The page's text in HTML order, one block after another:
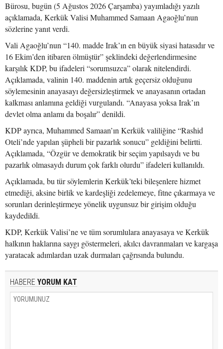
Bürosu, bugün (5 Ağustos 2026 Çarşamba) yayımladığı yazılı
açıklamada, Kerkük Valisi Muhammed Samaan Agaoğlu’nun
sözlerine yanıt verdi.
Vali Agaoğlu’nun “140. madde Irak’ın en büyük siyasi hatasıdır ve
16 Ekim’den itibaren ölmüştür” şeklindeki değerlendirmesine
karşılık KDP, bu ifadeleri “sorumsuzca” olarak nitelendirdi.
Açıklamada, valinin 140. maddenin artık geçersiz olduğunu
söylemesinin anayasayı değersizleştirmek ve anayasanın ortadan
kalkması anlamına geldiği vurgulandı. “Anayasa yoksa Irak’ın
devlet olma anlamı da boşalır” denildi.
KDP ayrıca, Muhammed Samaan’ın Kerkük valiliğine “Rashid
Oteli’nde yapılan şüpheli bir pazarlık sonucu” geldiğini belirtti.
Açıklamada, “Özgür ve demokratik bir seçim yapılsaydı ve bu
pazarlık olmasaydı durum çok farklı olurdu” ifadeleri kullanıldı.
Açıklamada, bu tür söylemlerin Kerkük’teki bileşenlere hizmet
etmediği, aksine birlik ve kardeşliği zedelemeye, fitne çıkarmaya ve
sorunları derinleştirmeye yönelik uygunsuz bir girişim olduğu
kaydedildi.
KDP, Kerkük Valisi’ne ve tüm sorumlulara anayasaya ve Kerkük
halkının haklarına saygı göstermeleri, akılcı davranmaları ve kargaşa
yaratacak adımlardan uzak durmaları çağrısında bulundu.
HABERE YORUM KAT